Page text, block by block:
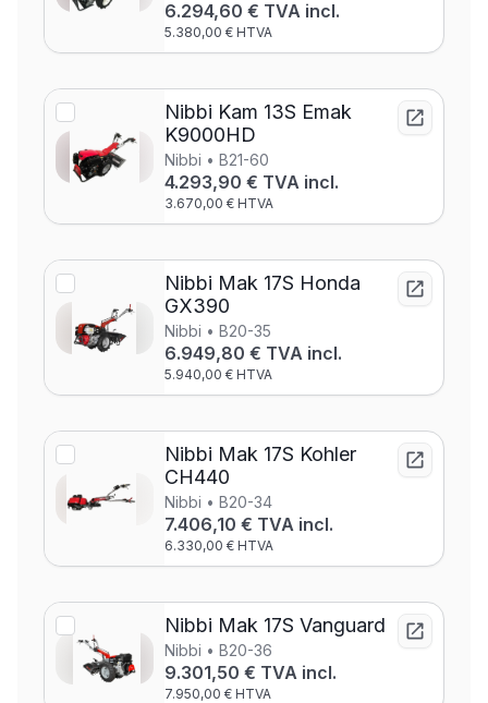
6.294,60 € TVA incl.
5.380,00 € HTVA
Nibbi Kam 13S Emak
K9000HD
Nibbi • B21-60
4.293,90 € TVA incl.
3.670,00 € HTVA
Nibbi Mak 17S Honda
GX390
Nibbi • B20-35
6.949,80 € TVA incl.
5.940,00 € HTVA
Nibbi Mak 17S Kohler
CH440
Nibbi • B20-34
7.406,10 € TVA incl.
6.330,00 € HTVA
Nibbi Mak 17S Vanguard
Nibbi • B20-36
9.301,50 € TVA incl.
7.950,00 € HTVA